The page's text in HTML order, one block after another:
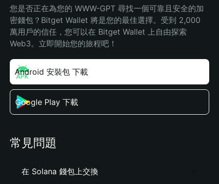
您是否正在為您的 WWW-GPT 尋找一個可靠且安全的加
密錢包？Bitget Wallet 將是您的最佳選擇。受到 2,000
萬用戶的信任，您可以在 Bitget Wallet 上自由探索
Web3。立即開始您的旅程吧！
Android 安裝包 下載
Google Play 下載
常見問題
在 Solana 錢包上交換